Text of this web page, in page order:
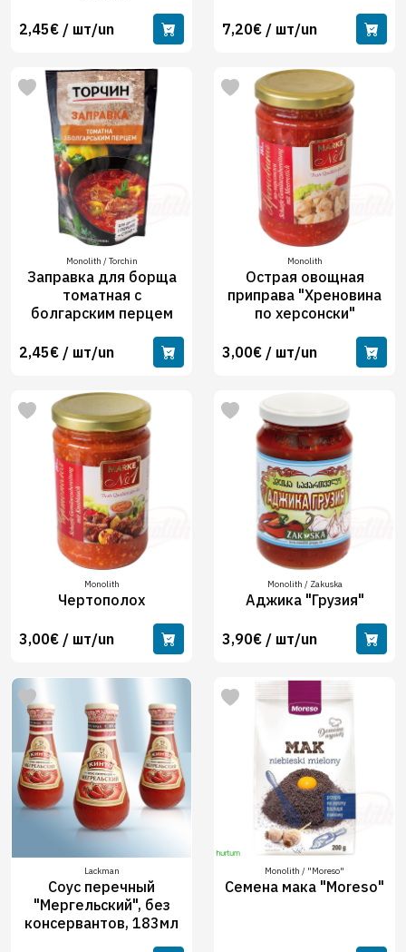
2,45€ / шт/un 7,20€ / шт/un
Monolith / Torchin
Заправка для борща
томатная с
болгарским перцем
2,45€ / шт/un
Monolith
Острая овощная
приправa "Хреновина
по херсонски"
3,00€ / шт/un
Monolith
Чертополох
3,00€ / шт/un
Monolith / Zakuska
Аджика "Грузия"
3,90€ / шт/un
Lackman
Соус перечный
"Мергельский", без
консервантов, 183мл
Monolith / "Moreso"
Семена мака "Moreso"